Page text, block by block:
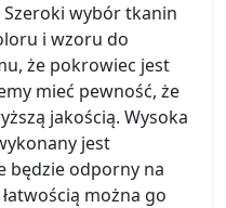
wybór tkanin
i wzoru do
że pokrowiec jest
mieć pewność, że
jakością. Wysoka
jest
będzie odporny na
można go